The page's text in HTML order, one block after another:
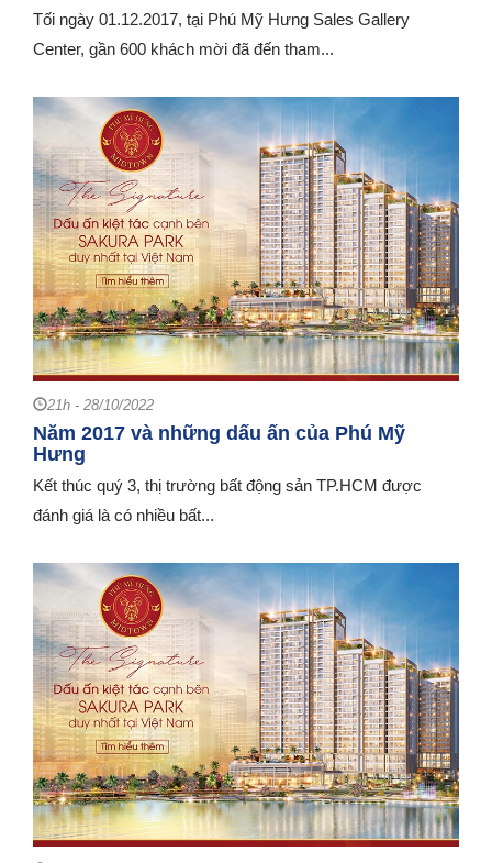
Tối ngày 01.12.2017, tại Phú Mỹ Hưng Sales Gallery
Center, gần 600 khách mời đã đến tham...
21h - 28/10/2022
Năm 2017 và những dấu ấn của Phú Mỹ
Hưng
Kết thúc quý 3, thị trường bất động sản TP.HCM được
đánh giá là có nhiều bất...